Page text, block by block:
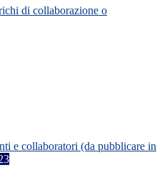
di collaborazione o
e collaboratori (da pubblicare in